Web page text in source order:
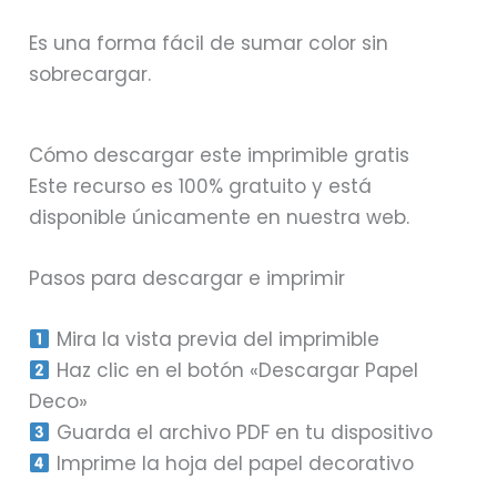
Es una forma fácil de sumar color sin
sobrecargar.
Cómo descargar este imprimible gratis
Este recurso es 100% gratuito y está
disponible únicamente en nuestra web.
Pasos para descargar e imprimir
Mira la vista previa del imprimible
Haz clic en el botón «Descargar Papel
Deco»
Guarda el archivo PDF en tu dispositivo
Imprime la hoja del papel decorativo